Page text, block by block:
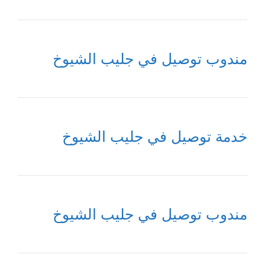
مندوب توصيل في جليب الشيوخ
خدمة توصيل في جليب الشيوخ
مندوب توصيل في جليب الشيوخ